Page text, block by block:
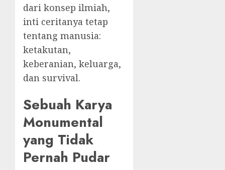
dari konsep ilmiah,
inti ceritanya tetap
tentang manusia:
ketakutan,
keberanian, keluarga,
dan survival.
Sebuah Karya
Monumental
yang Tidak
Pernah Pudar